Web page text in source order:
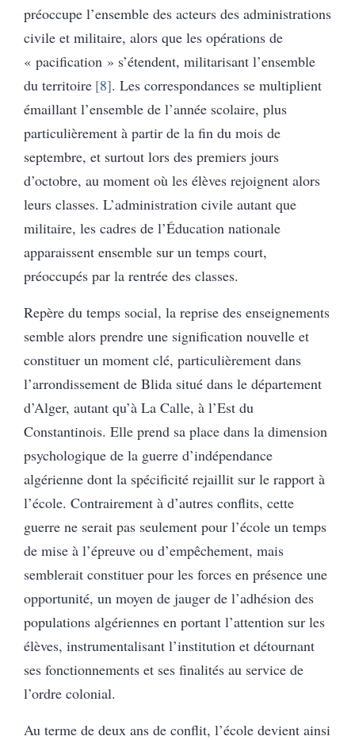
préoccupe l’ensemble des acteurs des administrations
civile et militaire, alors que les opérations de
« pacification » s’étendent, militarisant l’ensemble
du territoire 8 . Les correspondances se multiplient
émaillant l’ensemble de l’année scolaire, plus
particulièrement à partir de la fin du mois de
septembre, et surtout lors des premiers jours
d’octobre, au moment où les élèves rejoignent alors
leurs classes. L’administration civile autant que
militaire, les cadres de l’Éducation nationale
apparaissent ensemble sur un temps court,
préoccupés par la rentrée des classes.
Repère du temps social, la reprise des enseignements
semble alors prendre une signification nouvelle et
constituer un moment clé, particulièrement dans
l’arrondissement de Blida situé dans le département
d’Alger, autant qu’à La Calle, à l’Est du
Constantinois. Elle prend sa place dans la dimension
psychologique de la guerre d’indépendance
algérienne dont la spécificité rejaillit sur le rapport à
l’école. Contrairement à d’autres conflits, cette
guerre ne serait pas seulement pour l’école un temps
de mise à l’épreuve ou d’empêchement, mais
semblerait constituer pour les forces en présence une
opportunité, un moyen de jauger de l’adhésion des
populations algériennes en portant l’attention sur les
élèves, instrumentalisant l’institution et détournant
ses fonctionnements et ses finalités au service de
l’ordre colonial.
Au terme de deux ans de conflit, l’école devient ainsi